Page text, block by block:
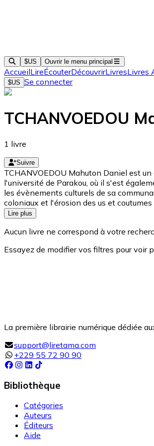
$US Ouvrir le menu principal
AccueilLireÉcouterDécouvrirLivresLivres
$US Se connecter
TCHANVOEDOU
1 livre
Suivre
TCHANVOEDOU Mahuton Daniel est
l'université de Parakou, où il s'est
les évènements culturels de sa
coloniaux et l'érosion des us et coutumes
Lire plus
Aucun livre ne correspond à votre
Essayez de modifier vos filtres pour voir
La première librairie numérique dédiée
support@liretama.com
+229 55 72 90 90
Bibliothèque
Catégories
Auteurs
Éditeurs
Aide